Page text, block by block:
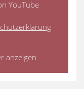
YouTube
anzeigen